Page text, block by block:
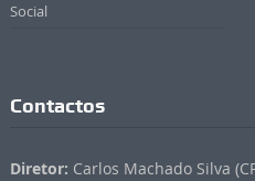
Social
Contactos
Diretor: Carlos Machado Silva